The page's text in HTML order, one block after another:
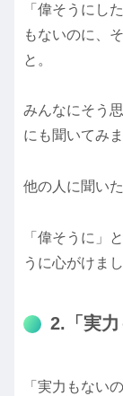
「偉そうにし
もないのに、
と。
みんなにそう
にも聞いてみま
他の人に聞い
「偉そうに」
うに心がけまし
2.「実力
「実力もない